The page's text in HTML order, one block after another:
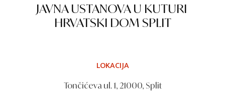
JAVNA USTANOVA U KUTURI
HRVATSKI DOM SPLIT
LOKACIJA
Tončićeva ul. 1, 21000, Split